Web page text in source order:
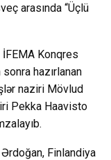
arasında “Üçlü
Konqres
hazırlanan
naziri Mövlud
Pekka Haavisto
Finlandiya